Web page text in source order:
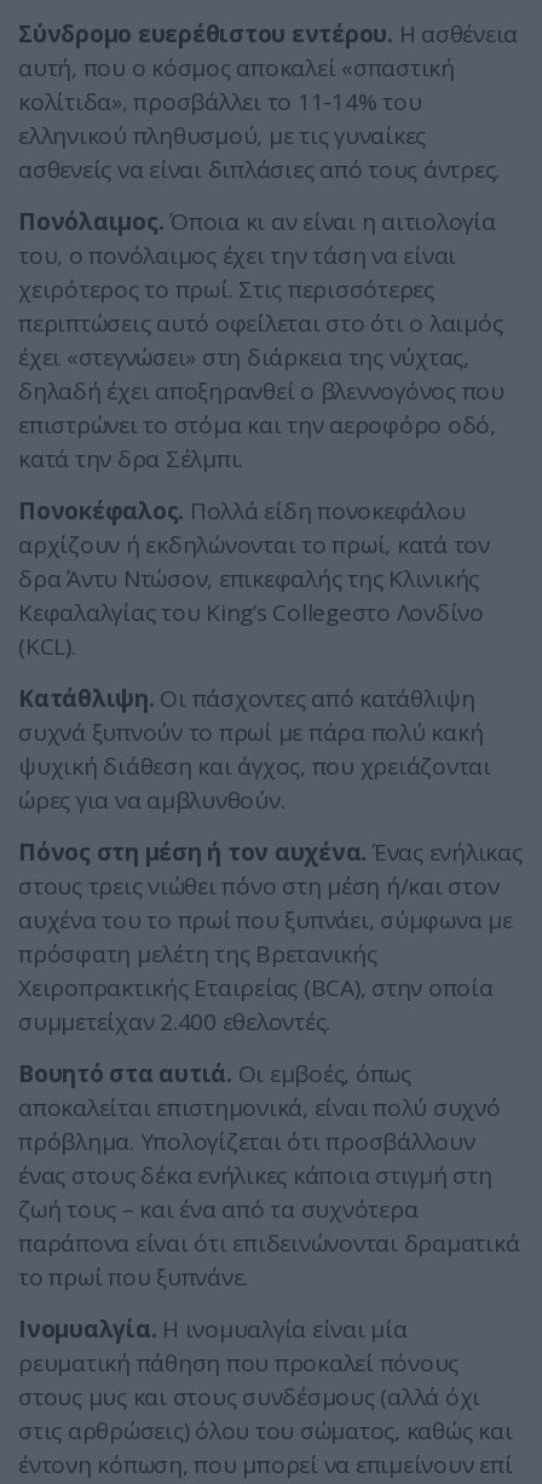
Σύνδρομο ευερέθιστου εντέρου. Η ασθένεια
αυτή, που ο κόσμος αποκαλεί «σπαστική
κολίτιδα», προσβάλλει το 11-14% του
ελληνικού πληθυσμού, με τις γυναίκες
ασθενείς να είναι διπλάσιες από τους άντρες.
Πονόλαιμος.Όποια κι αν είναι η αιτιολογία
του, ο πονόλαιμος έχει την τάση να είναι
χειρότερος το πρωί. Στις περισσότερες
περιπτώσεις αυτό οφείλεται στο ότι ο λαιμός
έχει «στεγνώσει» στη διάρκεια της νύχτας,
δηλαδή έχει αποξηρανθεί ο βλεννογόνος που
επιστρώνει το στόμα και την αεροφόρο οδό,
κατά την δρα Σέλμπι.
Πονοκέφαλος. Πολλά είδη πονοκεφάλου
αρχίζουν ή εκδηλώνονται το πρωί, κατά τον
δρα Άντυ Ντώσον, επικεφαλής της Κλινικής
Κεφαλαλγίας του King’s Collegeστο Λονδίνο
(KCL).
Κατάθλιψη. Οι πάσχοντες από κατάθλιψη
συχνά ξυπνούν το πρωί με πάρα πολύ κακή
ψυχική διάθεση και άγχος, που χρειάζονται
ώρες για να αμβλυνθούν.
Πόνος στη μέση ή τον αυχένα. Ένας ενήλικας
στους τρεις νιώθει πόνο στη μέση ή/και στον
αυχένα του το πρωί που ξυπνάει, σύμφωνα με
πρόσφατη μελέτη της Βρετανικής
Χειροπρακτικής Εταιρείας (BCA), στην οποία
συμμετείχαν 2.400 εθελοντές.
Βουητό στα αυτιά. Οι εμβοές, όπως
αποκαλείται επιστημονικά, είναι πολύ συχνό
πρόβλημα. Υπολογίζεται ότι προσβάλλουν
ένας στους δέκα ενήλικες κάποια στιγμή στη
ζωή τους – και ένα από τα συχνότερα
παράπονα είναι ότι επιδεινώνονται δραματικά
το πρωί που ξυπνάνε.
Ινομυαλγία. Η ινομυαλγία είναι μία
ρευματική πάθηση που προκαλεί πόνους
στους μυς και στους συνδέσμους (αλλά όχι
στις αρθρώσεις) όλου του σώματος, καθώς και
έντονη κόπωση, που μπορεί να επιμείνουν επί